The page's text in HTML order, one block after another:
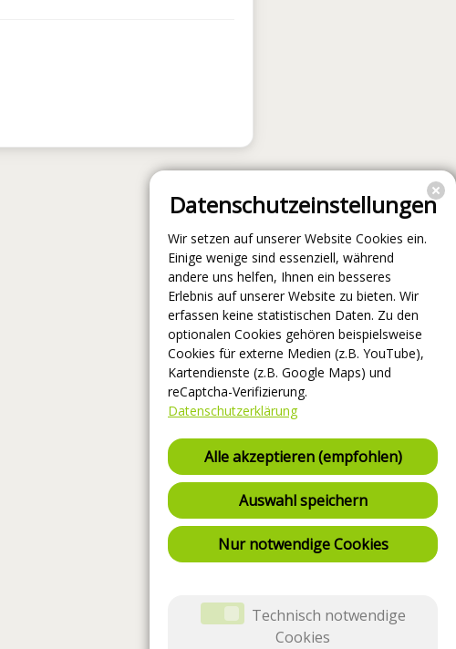
Datenschutzeinstellungen
Wir setzen auf unserer Website Cookies ein.
Einige wenige sind essenziell, während
andere uns helfen, Ihnen ein besseres
Erlebnis auf unserer Website zu bieten. Wir
erfassen keine statistischen Daten. Zu den
optionalen Cookies gehören beispielsweise
Cookies für externe Medien (z.B. YouTube),
Kartendienste (z.B. Google Maps) und
reCaptcha-Verifizierung.
Datenschutzerklärung
Alle akzeptieren (empfohlen)
Auswahl speichern
Nur notwendige Cookies
Technisch notwendige
Cookies